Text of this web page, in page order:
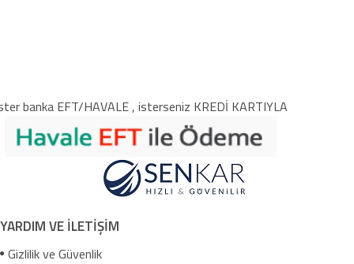
banka EFT/HAVALE , isterseniz KREDİ KARTIYLA
YARDIM VE İLETİŞİM
Gizlilik ve Güvenlik